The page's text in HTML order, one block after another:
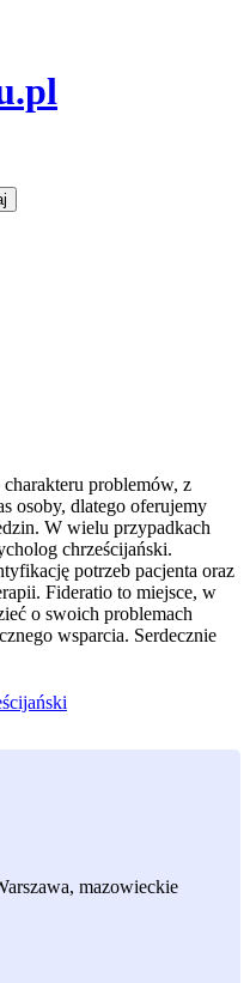
problemów, z
osoby, dlatego oferujemy
W wielu przypadkach
chrześcijański.
potrzeb pacjenta oraz
Fideratio to miejsce, w
o swoich problemach
wsparcia. Serdecznie
, mazowieckie